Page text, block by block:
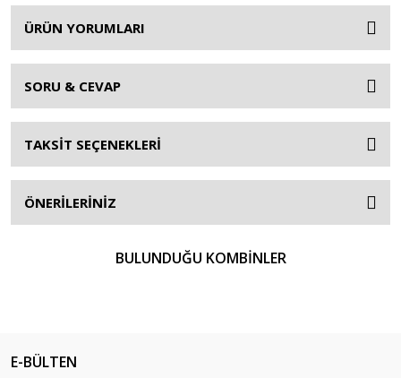
ÜRÜN YORUMLARI
SORU & CEVAP
TAKSİT SEÇENEKLERİ
ÖNERİLERİNİZ
BULUNDUĞU KOMBİNLER
E-BÜLTEN